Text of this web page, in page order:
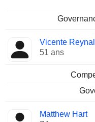
Vicente Reynal
51 ans
Matthew Hart